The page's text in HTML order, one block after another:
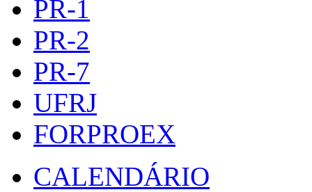
PR-1
PR-2
PR-7
UFRJ
FORPROEX
CALENDÁRIO